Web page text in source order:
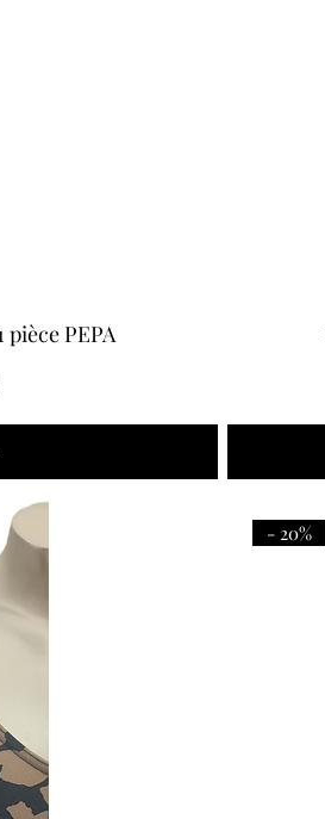
pièce PEPA
- 20%